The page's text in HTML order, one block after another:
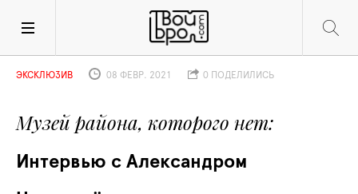
Музей района, которого нет
Интервью с Александром
ЭКСКЛЮЗИВ 08 ФЕВР. 2021 0 ПОДЕЛИЛИСЬ